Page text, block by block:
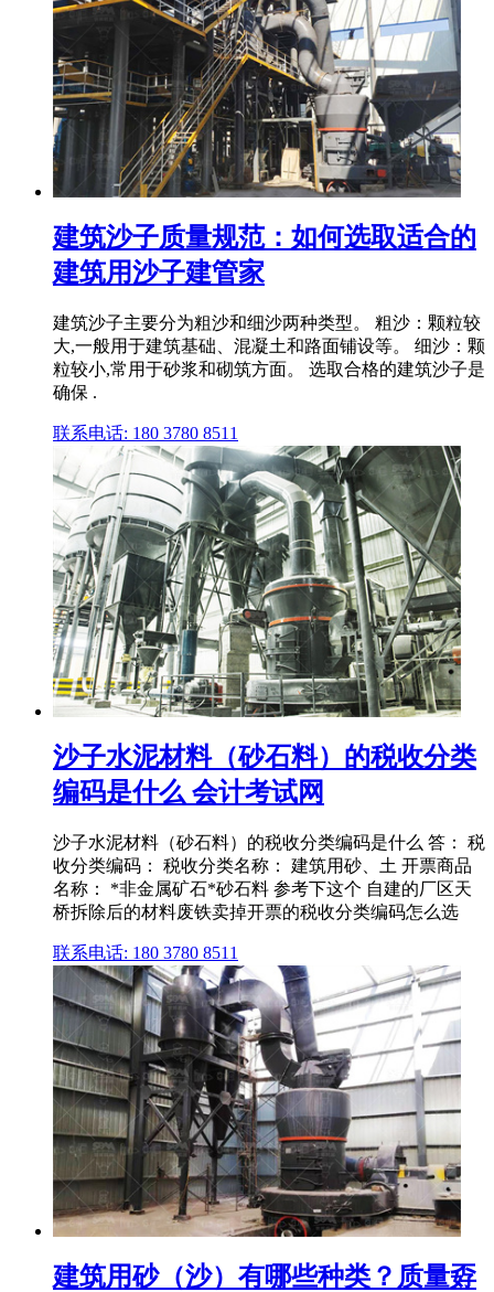
建筑沙子质量规范：如何选取适合的
建筑用沙子建管家
建筑沙子主要分为粗沙和细沙两种类型。 粗沙：颗粒较
大,一般用于建筑基础、混凝土和路面铺设等。 细沙：颗
粒较小,常用于砂浆和砌筑方面。 选取合格的建筑沙子是
确保 .
联系电话: 180 3780 8511
沙子水泥材料（砂石料）的税收分类
编码是什么 会计考试网
沙子水泥材料（砂石料）的税收分类编码是什么 答： 税
收分类编码： 税收分类名称： 建筑用砂、土 开票商品
名称： *非金属矿石*砂石料 参考下这个 自建的厂区天
桥拆除后的材料废铁卖掉开票的税收分类编码怎么选
联系电话: 180 3780 8511
建筑用砂（沙）有哪些种类？质量孬